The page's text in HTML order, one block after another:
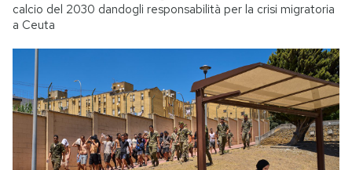
calcio del 2030 dandogli responsabilità per la crisi migratoria
a Ceuta